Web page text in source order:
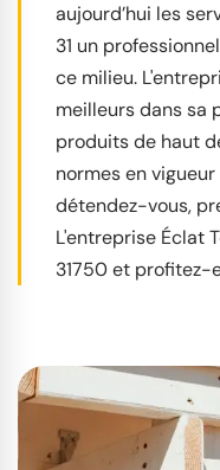
aujourd’hui les
31 un
ce milieu.
meilleurs dans sa
produits de haut
normes en
détendez-vous,
L'entreprise Éclat
31750 et profitez-